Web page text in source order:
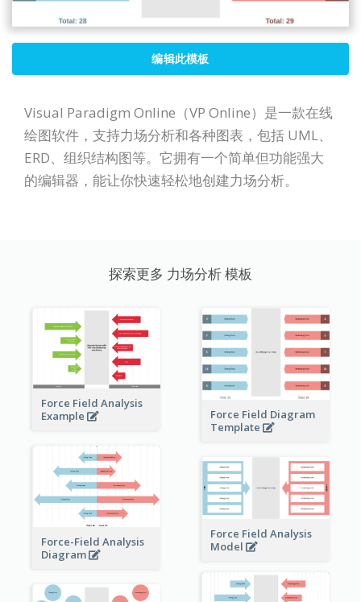
编辑此模板
Visual Paradigm Online（VP Online）是一款在线
绘图软件，支持力场分析和各种图表，包括 UML、
ERD、组织结构图等。它拥有一个简单但功能强大
的编辑器，能让你快速轻松地创建力场分析。
探索更多 力场分析 模板
Force Field Analysis
Example
Force Field Diagram
Template
Force-Field Analysis
Diagram
Force Field Analysis
Model